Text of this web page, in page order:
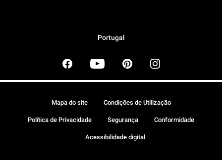
Portugal
Mapa do site Condições de Utilização
Política de Privacidade Segurança Conformidade
Acessibilidade digital